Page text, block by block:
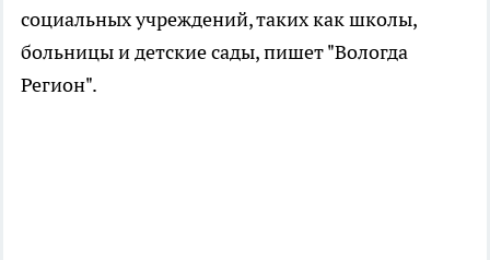
социальных учреждений, таких как школы,
больницы и детские сады, пишет "Вологда
Регион".